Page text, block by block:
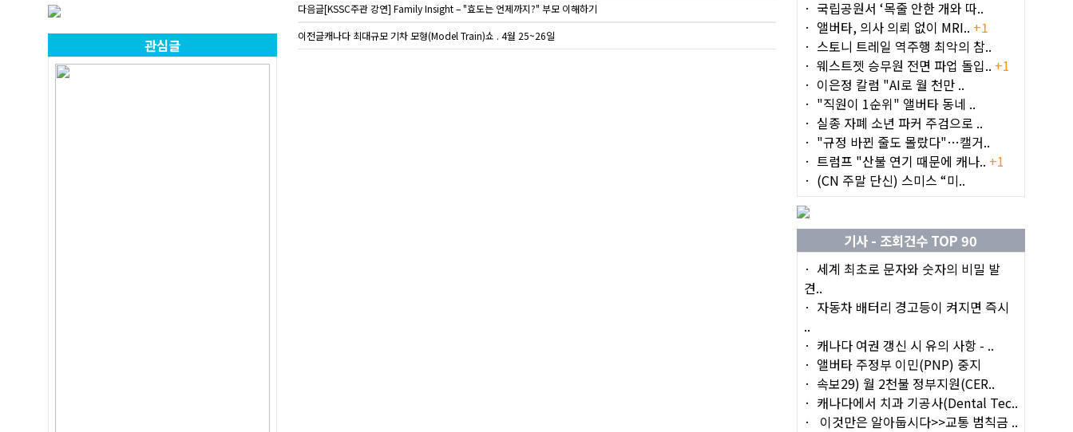
관심글
다음글[KSSC주관 강연] Family Insight – "효도는 언제까지?" 부모 이해하기
이전글캐나다 최대규모 기차 모형(Model Train)쇼 . 4월 25~26일
국립공원서 ‘목줄 안한 개와 따..
앨버타, 의사 의뢰 없이 MRI.. +1
스토니 트레일 역주행 최악의 참..
웨스트젯 승무원 전면 파업 돌입.. +1
이은정 칼럼 "AI로 월 천만 ..
"직원이 1순위" 앨버타 동네 ..
실종 자폐 소년 파커 주검으로 ..
"규정 바뀐 줄도 몰랐다"…캘거..
트럼프 "산불 연기 때문에 캐나.. +1
(CN 주말 단신) 스미스 “미..
기사 - 조회건수 TOP 90
세계 최초로 문자와 숫자의 비밀 발
견..
자동차 배터리 경고등이 켜지면 즉시
..
캐나다 여권 갱신 시 유의 사항 - ..
앨버타 주정부 이민(PNP) 중지
속보29) 월 2천불 정부지원(CER..
캐나다에서 치과 기공사(Dental Tec..
이것만은 알아둡시다>>교통 범칙금 ..